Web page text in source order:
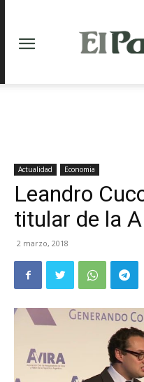
Actualidad Economia
Leandro
titular de la
2 marzo, 2018